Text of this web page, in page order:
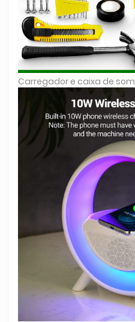
Carregador e caixa de som